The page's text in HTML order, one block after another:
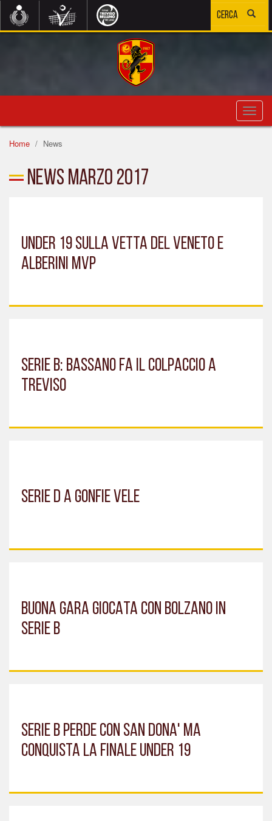
Home
News
News Marzo 2017
UNDER 19 SULLA VETTA DEL VENETO E
ALBERINI MVP
SERIE B: BASSANO FA IL COLPACCIO A
TREVISO
SERIE D A GONFIE VELE
BUONA GARA GIOCATA CON BOLZANO IN
SERIE B
SERIE B PERDE CON SAN DONA' MA
CONQUISTA LA FINALE UNDER 19